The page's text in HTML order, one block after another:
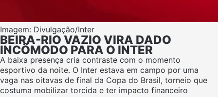
Imagem: Divulgação/Inter
BEIRA-RIO VAZIO VIRA DADO
INCÔMODO PARA O INTER
A baixa presença cria contraste com o momento
esportivo da noite. O Inter estava em campo por uma
vaga nas oitavas de final da Copa do Brasil, torneio que
costuma mobilizar torcida e ter impacto financeiro